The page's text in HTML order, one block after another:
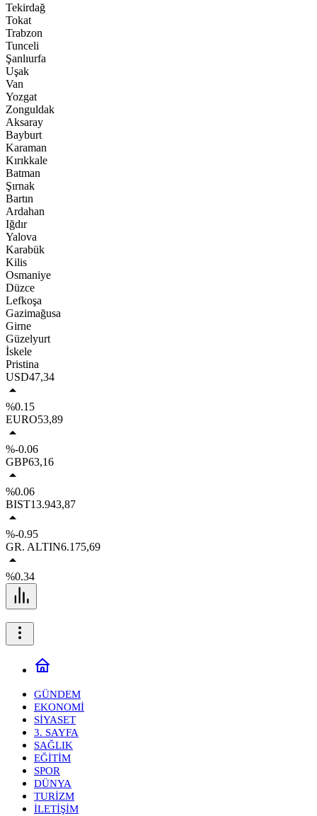
Tekirdağ
Tokat
Trabzon
Tunceli
Şanlıurfa
Uşak
Van
Yozgat
Zonguldak
Aksaray
Bayburt
Karaman
Kırıkkale
Batman
Şırnak
Bartın
Ardahan
Iğdır
Yalova
Karabük
Kilis
Osmaniye
Düzce
Lefkoşa
Gazimağusa
Girne
Güzelyurt
İskele
Pristina
USD47,34
%0.15
EURO53,89
%-0.06
GBP63,16
%0.06
BIST13.943,87
%-0.95
GR. ALTIN6.175,69
%0.34
GÜNDEM
EKONOMİ
SİYASET
3. SAYFA
SAĞLIK
EĞİTİM
SPOR
DÜNYA
TURİZM
İLETİŞİM